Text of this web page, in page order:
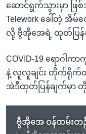
ဆောင်ရွက်သွားမှာ ဖြ
Telework ခေါ်တဲ့ အိ
လို့ ဗွီအိုအေရဲ့ ထုတ်ပြန်ခ
COVID-19 ရောဂါ
နဲ့ လူလူချင်း တိုက်ရိုက်
အဲဒီထုတ်ပြန်ချက်မှာ